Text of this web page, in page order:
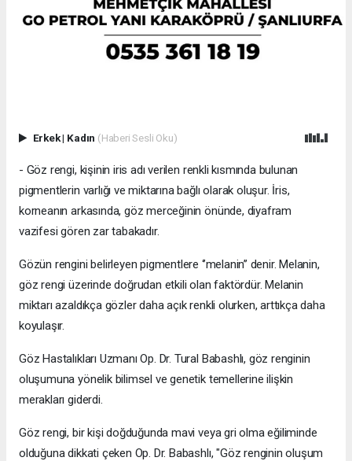
Erkek| Kadın (Haberi Sesli Oku)
- Göz rengi, kişinin iris adı verilen renkli kısmında bulunan
pigmentlerin varlığı ve miktarına bağlı olarak oluşur. İris,
korneanın arkasında, göz merceğinin önünde, diyafram
vazifesi gören zar tabakadır.
Gözün rengini belirleyen pigmentlere ‘’melanin’’ denir. Melanin,
göz rengi üzerinde doğrudan etkili olan faktördür. Melanin
miktarı azaldıkça gözler daha açık renkli olurken, arttıkça daha
koyulaşır.
Göz Hastalıkları Uzmanı Op. Dr. Tural Babashlı, göz renginin
oluşumuna yönelik bilimsel ve genetik temellerine ilişkin
merakları giderdi.
Göz rengi, bir kişi doğduğunda mavi veya gri olma eğiliminde
olduğuna dikkati çeken Op. Dr. Babashlı, "Göz renginin oluşum